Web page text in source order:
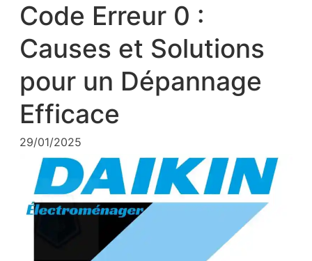
Code Erreur 0 :
Causes et Solutions
pour un Dépannage
Efficace
29/01/2025